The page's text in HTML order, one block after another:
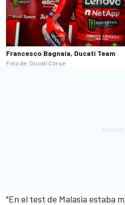
Francesco Bagnaia, Ducati Team
Foto de: Ducati Corse
"En el test de Malasia estaba